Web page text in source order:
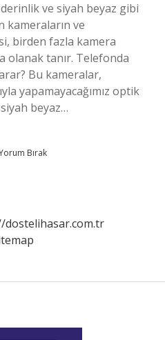
derinlik ve siyah beyaz gibi
kameraların ve
birden fazla kamera
olanak tanır. Telefonda
Bu kameralar,
yapamayacağımız optik
siyah beyaz…
Bırak
dostelihasar.com.tr